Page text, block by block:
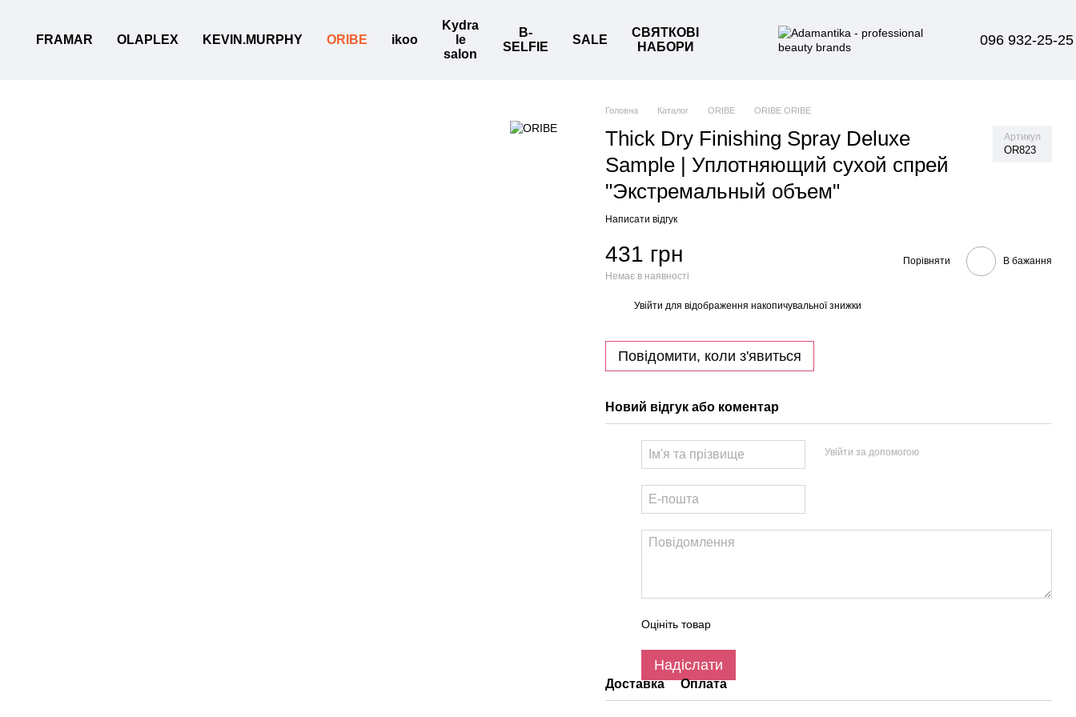
FRAMAR OLAPLEX KEVIN.MURPHY ORIBE ikoo
Kydra
le
salon
B-
SELFIE
SALE
СВЯТКОВІ
НАБОРИ
096 932-25-25
Головна Каталог ORIBE ORIBE ORIBE
Thick Dry Finishing Spray Deluxe
Sample | Уплотняющий сухой спрей
"Экстремальный объем"
Артикул
OR823
Написати відгук
431 грн
Немає в наявності
Порівняти В бажання
Увійти для відображення накопичувальної знижки
Повідомити, коли з'явиться
Новий відгук або коментар
Увійти за допомогою
Оцініть товар
Надіслати
Доставка Оплата